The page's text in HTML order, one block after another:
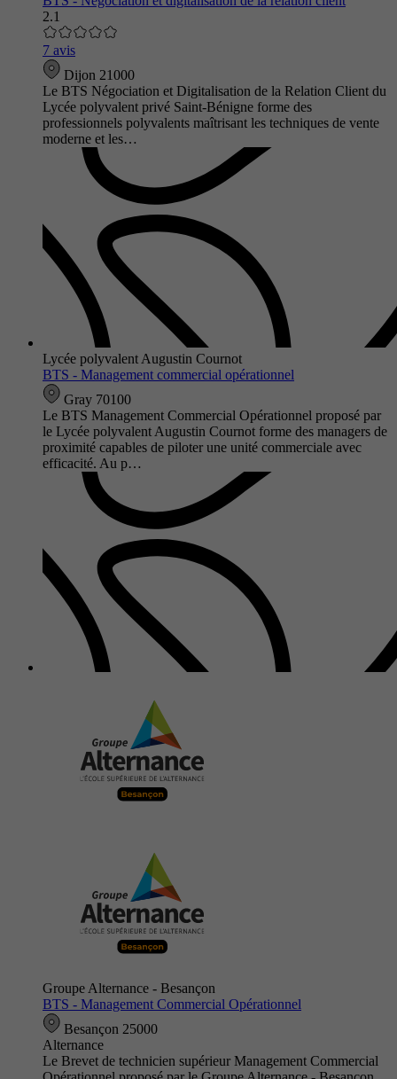
2.1
7 avis
Dijon 21000
Le BTS Négociation et Digitalisation de la Relation Client du
Lycée polyvalent privé Saint-Bénigne forme des
professionnels polyvalents maîtrisant les techniques de vente
moderne et les…
Lycée polyvalent Augustin Cournot
BTS - Management commercial opérationnel
Gray 70100
Le BTS Management Commercial Opérationnel proposé par
le Lycée polyvalent Augustin Cournot forme des managers de
proximité capables de piloter une unité commerciale avec
efficacité. Au p…
Groupe Alternance - Besançon
BTS - Management Commercial Opérationnel
Besançon 25000
Alternance
Le Brevet de technicien supérieur Management Commercial